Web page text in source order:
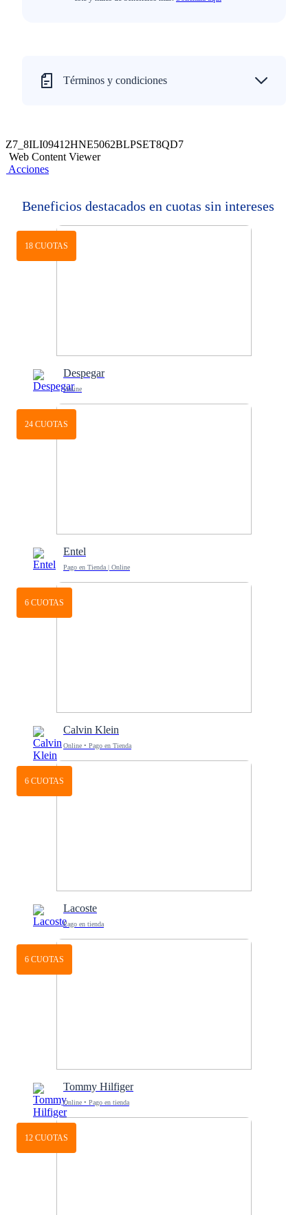
Términos y condiciones
Z7_8ILI09412HNE5062BLPSET8QD7
Web Content Viewer
Acciones
Beneficios destacados en cuotas sin intereses
18 CUOTAS
Despegar
Online
24 CUOTAS
Entel
Pago en Tienda | Online
6 CUOTAS
Calvin Klein
Online • Pago en Tienda
6 CUOTAS
Lacoste
Pago en tienda
6 CUOTAS
Tommy Hilfiger
Online • Pago en tienda
12 CUOTAS